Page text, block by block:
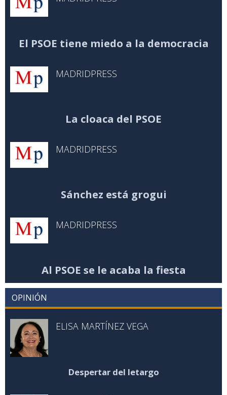
El PSOE tiene miedo a la democracia
MADRIDPRESS
La cloaca del PSOE
MADRIDPRESS
Sánchez está grogui
MADRIDPRESS
Al PSOE se le acaba la fiesta
OPINIÓN
ELISA MARTÍNEZ VEGA
Despertar del letargo